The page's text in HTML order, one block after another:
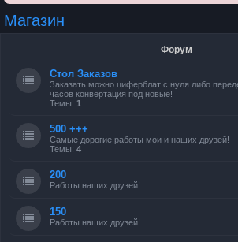
Магазин
Форум
Стол Заказов
Заказать можно циферблат с нуля либо
часов конвертация под новые!
Темы: 1
500 +++
Самые дорогие работы мои и наших друзей!
Темы: 4
200
Работы наших друзей!
150
Работы наших друзей!